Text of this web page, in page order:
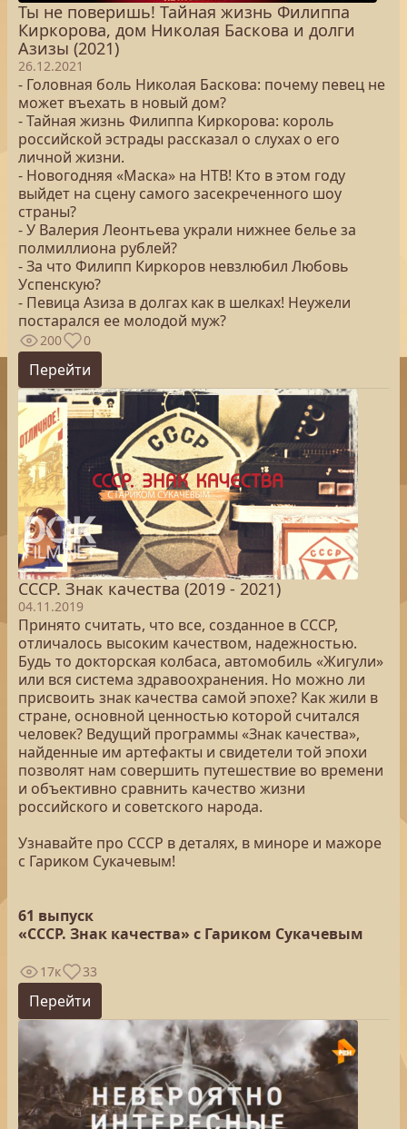
Ты не поверишь! Тайная жизнь Филиппа
Киркорова, дом Николая Баскова и долги
Азизы (2021)
26.12.2021
- Головная боль Николая Баскова: почему певец не
может въехать в новый дом?
- Тайная жизнь Филиппа Киркорова: король
российской эстрады рассказал о слухах о его
личной жизни.
- Новогодняя «Маска» на НТВ! Кто в этом году
выйдет на сцену самого засекреченного шоу
страны?
- У Валерия Леонтьева украли нижнее белье за
полмиллиона рублей?
- За что Филипп Киркоров невзлюбил Любовь
Успенскую?
- Певица Азиза в долгах как в шелках! Неужели
постарался ее молодой муж?
200 0
Перейти
СССР. Знак качества (2019 - 2021)
04.11.2019
Принято считать, что все, созданное в СССР,
отличалось высоким качеством, надежностью.
Будь то докторская колбаса, автомобиль «Жигули»
или вся система здравоохранения. Но можно ли
присвоить знак качества самой эпохе? Как жили в
стране, основной ценностью которой считался
человек? Ведущий программы «Знак качества»,
найденные им артефакты и свидетели той эпохи
позволят нам совершить путешествие во времени
и объективно сравнить качество жизни
российского и советского народа.
Узнавайте про СССР в деталях, в миноре и мажоре
с Гариком Сукачевым!
61 выпуск
«СССР. Знак качества» с Гариком Сукачевым
17к 33
Перейти